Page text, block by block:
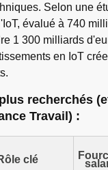
Selon une
évalué à 740
1 300 milliards
en IoT
recherchés
Travail) :
clé